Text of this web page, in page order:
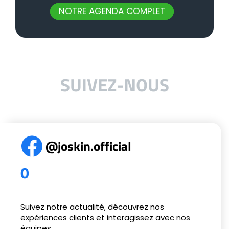
NOTRE AGENDA COMPLET
SUIVEZ-NOUS
@joskin.official
0
Suivez notre actualité, découvrez nos
expériences clients et interagissez avec nos